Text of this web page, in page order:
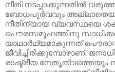
നീതി നടപ്പാക്കുന്നതില്‍
ബോധപൂര്‍വവും
നീതിന്യായ വ്യവസ്ഥയെ
പൌരസമൂഹത്തിനു
യാഥാര്‍ഥ്യമാകുന്നത്
ജീവിച്ചിരിക്കുമ്പോഴാണ്.
രാഷ്ട്രീയ നേതൃത്വത്തെയും